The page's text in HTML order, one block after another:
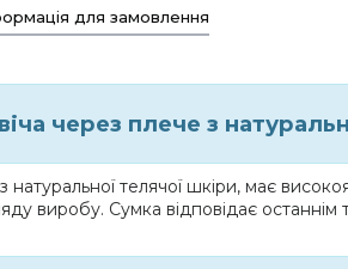
для замовлення
через плече з
натуральної телячої шкіри, має
виробу. Сумка відповідає